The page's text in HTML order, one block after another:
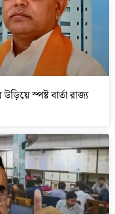
স্পষ্ট বার্তা রাজ্য